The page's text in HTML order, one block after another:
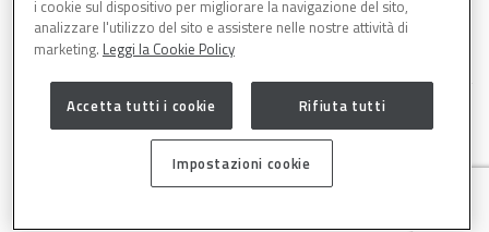
Cookies
Carrozzeria è una testata di DBInformation Spa P.IVA 09293820156 | Centro
i cookie sul dispositivo per migliorare la navigazione del sito,
analizzare l'utilizzo del sito e assistere nelle nostre attività di
marketing. Leggi la Cookie Policy
Accetta tutti i cookie Rifiuta tutti
Impostazioni cookie